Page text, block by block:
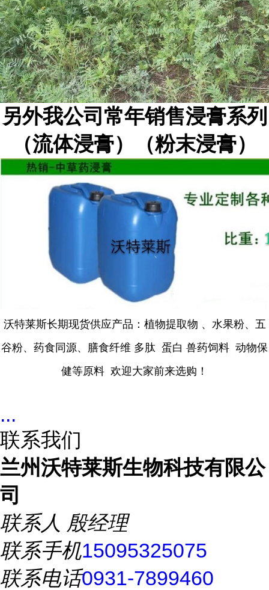
另外我公司常年销售浸膏系列
（流体浸膏）（粉末浸膏）
沃特莱斯长期现货供应产品：植物提取物 、水果粉、五
谷粉、药食同源、膳食纤维 多肽 蛋白 兽药饲料 动物保
健等原料 欢迎大家前来选购！
...
联系我们
兰州沃特莱斯生物科技有限公
司
联系人 殷经理
联系手机15095325075
联系电话0931-7899460